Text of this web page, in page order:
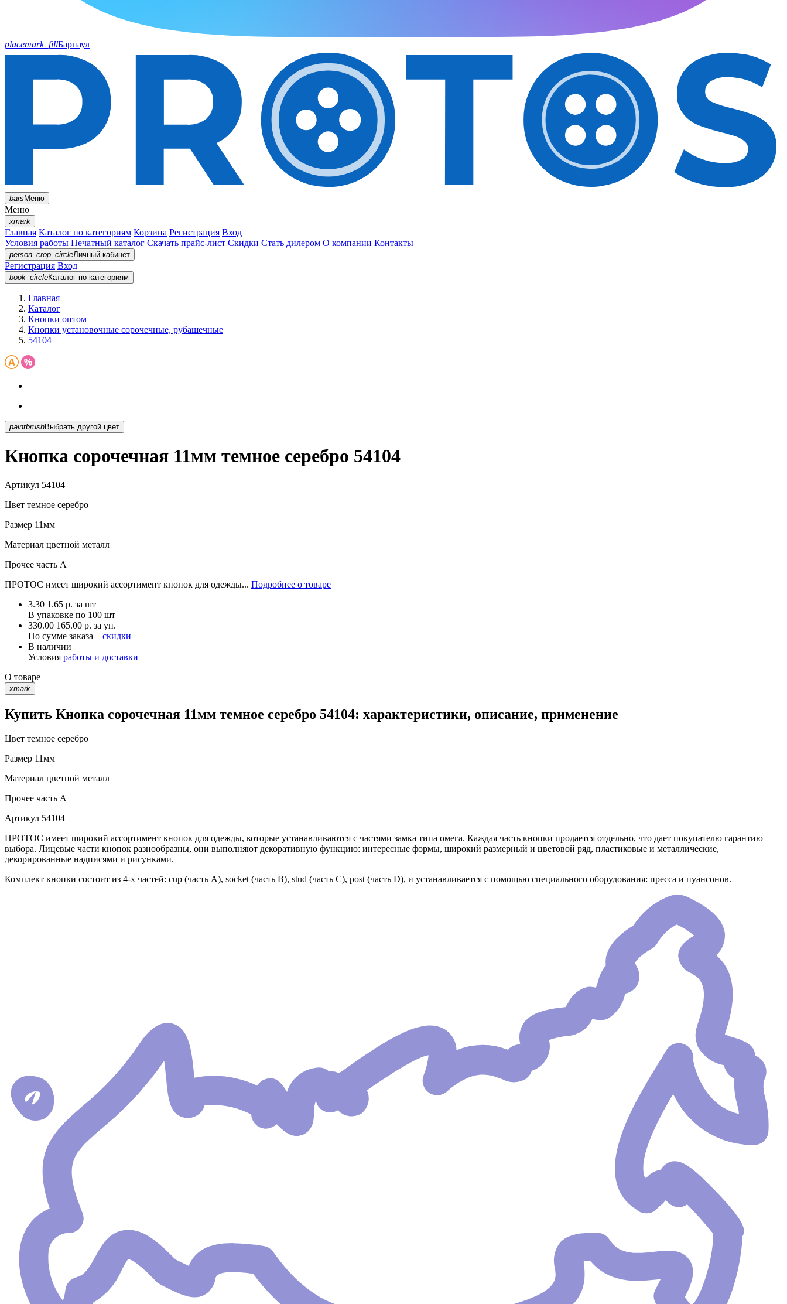
placemark_fillБарнаул
barsМеню
Меню
xmark
Главная Каталог по категориям Корзина Регистрация Вход
Условия работы Печатный каталог Скачать прайс-лист Скидки Стать дилером О компании Контакты
person_crop_circleЛичный кабинет
Регистрация Вход
book_circleКаталог по категориям
Главная
Каталог
Кнопки оптом
Кнопки установочные сорочечные, рубашечные
54104
paintbrush Выбрать другой цвет
Кнопка сорочечная 11мм темное серебро 54104
Артикул 54104
Цвет темное серебро
Размер 11мм
Материал цветной металл
Прочее часть A
ПРОТОС имеет широкий ассортимент кнопок для одежды... Подробнее о товаре
3.30 1.65 р. за шт
В упаковке по 100 шт
330.00 165.00 р. за уп.
По сумме заказа – скидки
В наличии
Условия работы и доставки
О товаре
xmark
Купить Кнопка сорочечная 11мм темное серебро 54104: характеристики, описание, применение
Цвет темное серебро
Размер 11мм
Материал цветной металл
Прочее часть A
Артикул 54104
ПРОТОС имеет широкий ассортимент кнопок для одежды, которые устанавливаются с частями замка типа омега. Каждая часть кнопки продается отдельно, что дает покупателю гарантию
выбора. Лицевые части кнопок разнообразны, они выполняют декоративную функцию: интересные формы, широкий размерный и цветовой ряд, пластиковые и металлические,
декорированные надписями и рисунками.
Комплект кнопки состоит из 4-х частей: cup (часть А), socket (часть В), stud (часть С), post (часть D), и устанавливается с помощью специального оборудования: пресса и пуансонов.